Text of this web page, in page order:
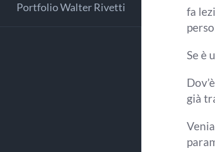
Portfolio Walter Rivetti fa
Se è
già